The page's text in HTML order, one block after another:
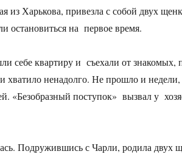
из Харькова, привезла с собой двух
остановиться на первое время.
себе квартиру и съехали от
хватило ненадолго. Не прошло и
«Безобразный поступок» вызвал у
Подружившись с Чарли, родила двух